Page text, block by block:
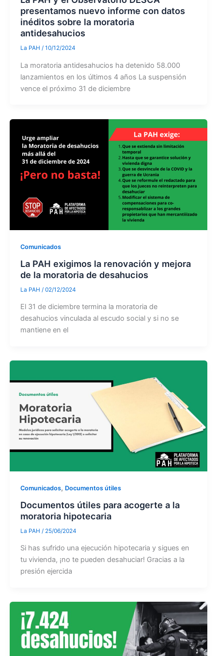
presentamos nuevo informe con datos
inéditos sobre la moratoria
antidesahucios
La PAH / 10/12/2024
La moratoria antidesahucios ha detenido 58.000
lanzamientos en los últimos 4 años La suspensión
vence el próximo 31 de diciembre
Comunicados
La PAH exigimos la renovación y mejora
de la moratoria de desahucios
La PAH / 02/12/2024
El 31 de diciembre termina la moratoria de
desahucios vinculada al escudo social y si no se
mantiene en el
Comunicados, Documentos útiles
Documentos útiles para acogerte a la
moratoria hipotecaria
La PAH / 25/06/2024
Si has sufrido una ejecución hipotecaria y sigues en
tu vivienda, ¡no te pueden desahuciar! Gracias a la
presión ejercida